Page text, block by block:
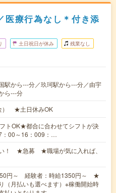
医療行為なし＊付き添
土日祝日が休み 残業なし
駅から---分／玖珂駅から---分／由宇
ら---分
） ★土日休みOK
トOK★都合に合わせてシフトが決
：00～16：009：…
！ ★急募 ★職場が気に入れば、
円～ 経験者：時給1350円～ ★
（月払いも選べます）※稼働開始時